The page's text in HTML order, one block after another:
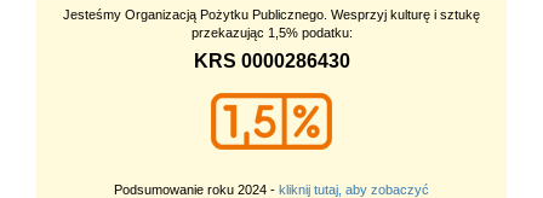
Jesteśmy Organizacją Pożytku Publicznego. Wesprzyj kulturę i sztukę
przekazując 1,5% podatku:
KRS 0000286430
Podsumowanie roku 2024 - kliknij tutaj, aby zobaczyć